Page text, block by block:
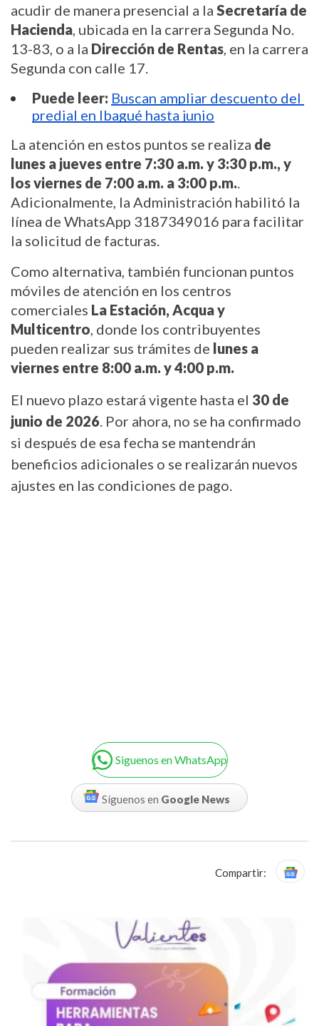
acudir de manera presencial a la Secretaría de
Hacienda , ubicada en la carrera Segunda No.
13-83, o a la Dirección de Rentas , en la carrera
Segunda con calle 17.
Puede leer: Buscan ampliar descuento del
predial en Ibagué hasta junio
La atención en estos puntos se realiza de
lunes a jueves entre 7:30 a.m. y 3:30 p.m., y
los viernes de 7:00 a.m. a 3:00 p.m.
Adicionalmente, la Administración habilitó la
línea de WhatsApp 3187349016 para facilitar
la solicitud de facturas.
Como alternativa, también funcionan puntos
móviles de atención en los centros
comerciales La Estación, Acqua y
Multicentro , donde los contribuyentes
pueden realizar sus trámites de lunes a
viernes entre 8:00 a.m. y 4:00 p.m.
El nuevo plazo estará vigente hasta el 30 de
junio de 2026 . Por ahora, no se ha confirmado
si después de esa fecha se mantendrán
beneficios adicionales o se realizarán nuevos
ajustes en las condiciones de pago.
Siguenos en WhatsApp
Síguenos en Google News
Compartir: